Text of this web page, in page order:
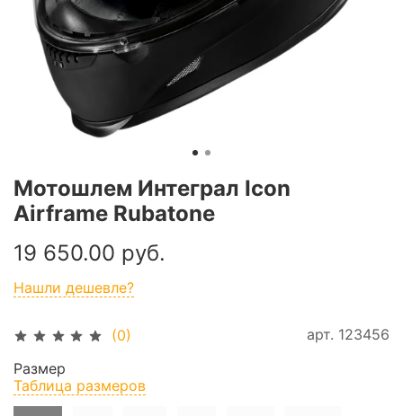
(0) арт. 123456
Мотошлем Интеграл Icon
Airframe Rubatone
19 650.00 руб.
Нашли дешевле?
Размер
Таблица размеров